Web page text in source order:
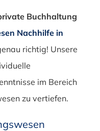
Buchhaltung
Nachhilfe in
richtig! Unsere
im Bereich
zu vertiefen.